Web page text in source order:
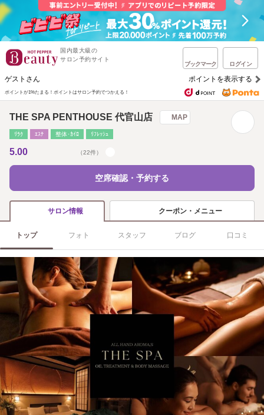
国内最大級の
サロン予約サイト
ブックマーク ログイン
ゲストさん ポイントを表示する
ポイントが1%たまる！ ポイントはサロン予約でつかえる！
THE SPA PENTHOUSE 代官山店 MAP
ﾘﾗｸ ｴｽﾃ 整体･ｶｲﾛ ﾘﾌﾚｯｼｭ
5.00 （22件）
空席確認・予約する
サロン情報 クーポン・メニュー
トップ フォト スタッフ ブログ 口コミ